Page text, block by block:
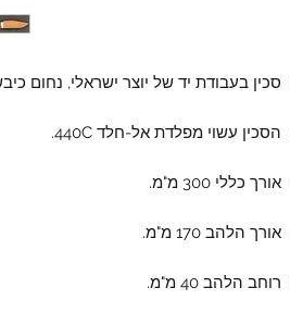
סכין בעבודת יד של יוצר ישראלי, נחום
הסכין עשוי מפלדת אל-חלד 440C.
אורך כללי 300 מ"מ.
אורך הלהב 170 מ"מ.
רוחב הלהב 40 מ"מ.